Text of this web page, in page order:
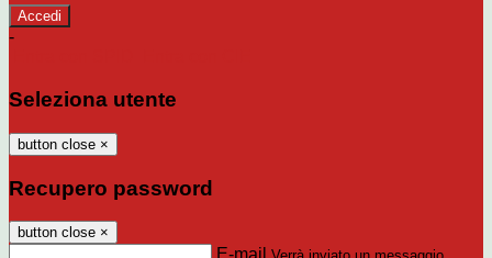
-
Seleziona utente
button close ×
Recupero password
button close ×